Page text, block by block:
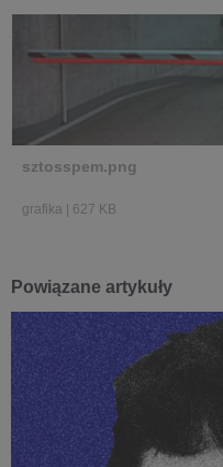
sztosspem.png
grafika 627 KB
Powiązane artykuły